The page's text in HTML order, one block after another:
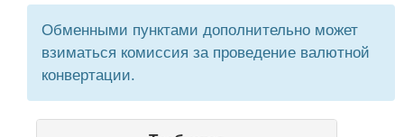
Обменными пунктами дополнительно может
взиматься комиссия за проведение валютной
конвертации.